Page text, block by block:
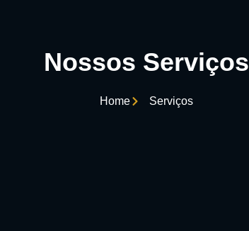
Nossos Serviços
Home Serviços